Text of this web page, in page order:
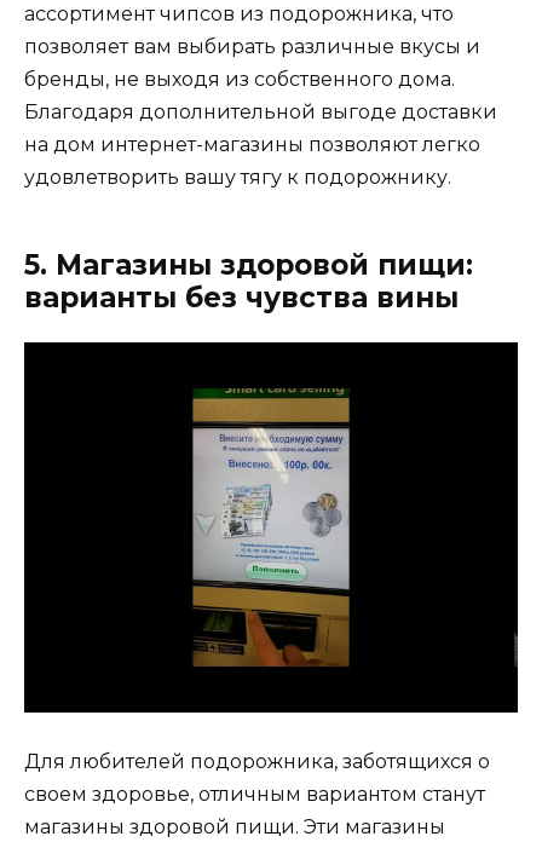
ассортимент чипсов из подорожника, что
позволяет вам выбирать различные вкусы и
бренды, не выходя из собственного дома.
Благодаря дополнительной выгоде доставки
на дом интернет-магазины позволяют легко
удовлетворить вашу тягу к подорожнику.
5. Магазины здоровой пищи:
варианты без чувства вины
Для любителей подорожника, заботящихся о
своем здоровье, отличным вариантом станут
магазины здоровой пищи. Эти магазины